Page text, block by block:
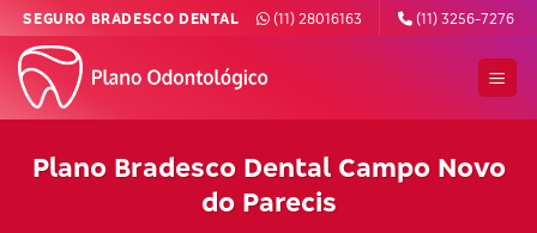
Skip
content
SEGURO BRADESCO DENTAL (11) 28016163 (11) 3256-7276
Plano Bradesco Dental Campo Novo
do Parecis